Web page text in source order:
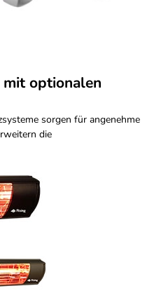
mit optionalen
sorgen für angenehme
die